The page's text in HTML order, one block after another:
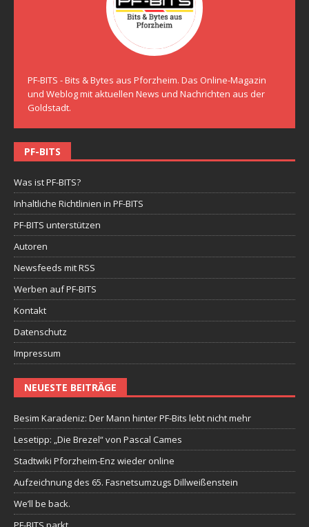
PF-BITS - Bits & Bytes aus Pforzheim. Das Online-Magazin
und Weblog mit aktuellen News und Nachrichten aus der
Goldstadt.
PF-BITS
Was ist PF-BITS?
Inhaltliche Richtlinien in PF-BITS
PF-BITS unterstützen
Autoren
Newsfeeds mit RSS
Werben auf PF-BITS
Kontakt
Datenschutz
Impressum
NEUESTE BEITRÄGE
Besim Karadeniz: Der Mann hinter PF-Bits lebt nicht mehr
Lesetipp: „Die Brezel“ von Pascal Cames
Stadtwiki Pforzheim-Enz wieder online
Aufzeichnung des 65. Fasnetsumzugs Dillweißenstein
We’ll be back.